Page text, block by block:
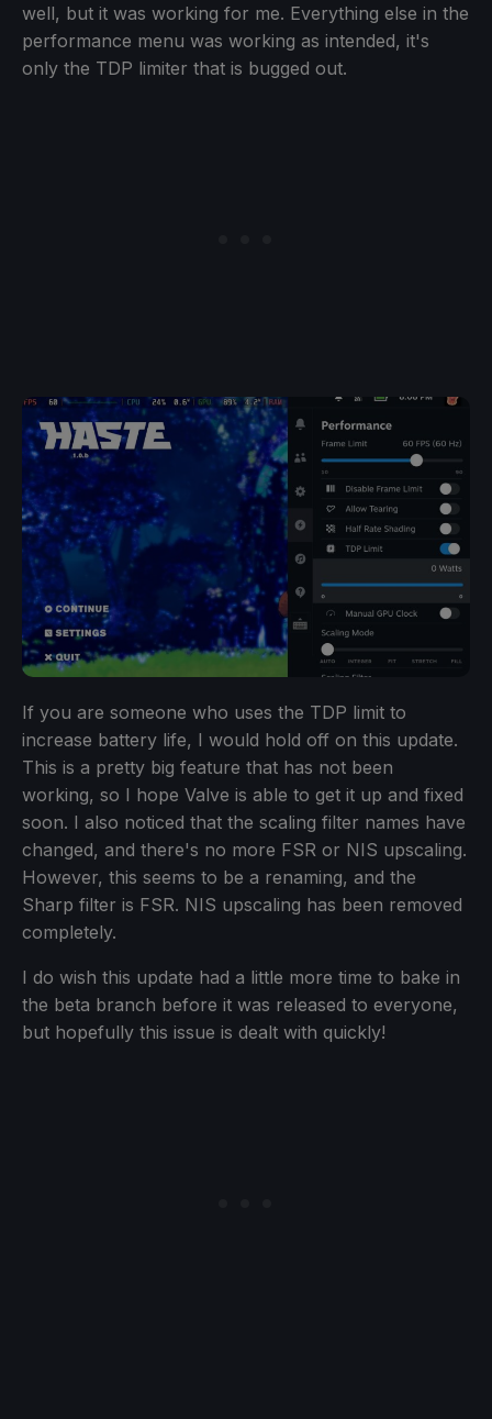
well, but it was working for me. Everything else in the
performance menu was working as intended, it's
only the TDP limiter that is bugged out.
If you are someone who uses the TDP limit to
increase battery life, I would hold off on this update.
This is a pretty big feature that has not been
working, so I hope Valve is able to get it up and fixed
soon. I also noticed that the scaling filter names have
changed, and there's no more FSR or NIS upscaling.
However, this seems to be a renaming, and the
Sharp filter is FSR. NIS upscaling has been removed
completely.
I do wish this update had a little more time to bake in
the beta branch before it was released to everyone,
but hopefully this issue is dealt with quickly!